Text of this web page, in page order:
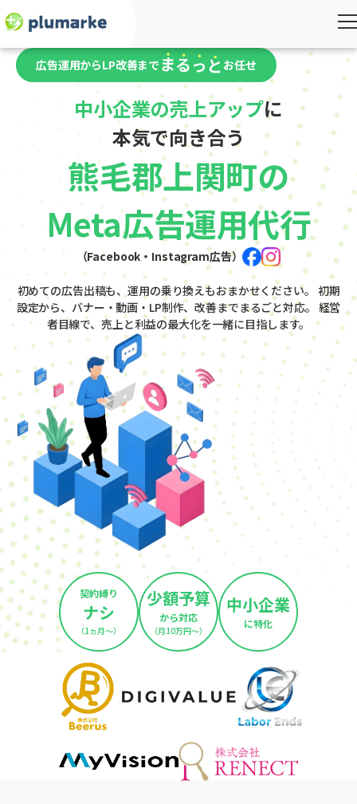
広告運用からLP改善まで お任せ
中小企業の売上アップに
本気で向き合う
熊毛郡上関町の
Meta広告運用代行
（Facebook・Instagram広告）
初めての広告出稿も、運用の乗り換えもおまかせください。 初期
設定から、バナー・動画・LP制作、改善までまるごと対応。 経営
者目線で、売上と利益の最大化を一緒に目指します。
契約縛り
ナシ
（1ヵ月～）
少額予算
から対応
（月10万円～）
中小企業
に特化